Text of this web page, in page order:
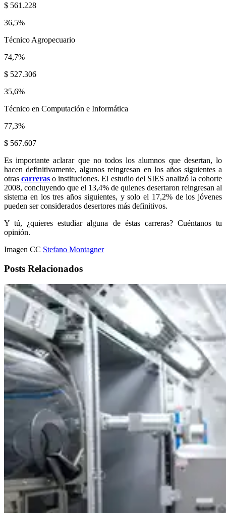
$ 561.228
36,5%
Técnico Agropecuario
74,7%
$ 527.306
35,6%
Técnico en Computación e Informática
77,3%
$ 567.607
Es importante aclarar que no todos los alumnos que desertan, lo
hacen definitivamente, algunos reingresan en los años siguientes a
otrascarreras o instituciones. El estudio del SIES analizó la cohorte
2008, concluyendo que el 13,4% de quienes desertaron reingresan al
sistema en los tres años siguientes, y solo el 17,2% de los jóvenes
pueden ser considerados desertores más definitivos.
Y tú, ¿quieres estudiar alguna de éstas carreras? Cuéntanos tu
opinión.
Imagen CC Stefano Montagner
Posts Relacionados